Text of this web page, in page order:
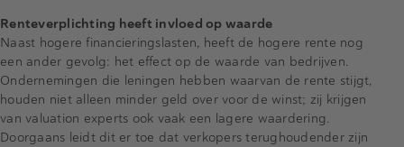
Renteverplichting heeft invloed op waarde
Naast hogere financieringslasten, heeft de hogere rente nog
een ander gevolg: het effect op de waarde van bedrijven.
Ondernemingen die leningen hebben waarvan de rente stijgt,
houden niet alleen minder geld over voor de winst; zij krijgen
van valuation experts ook vaak een lagere waardering.
Doorgaans leidt dit er toe dat verkopers terughoudender zijn